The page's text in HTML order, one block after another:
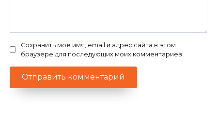
Сохранить моё имя, email и адрес сайта в этом
браузере для последующих моих комментариев.